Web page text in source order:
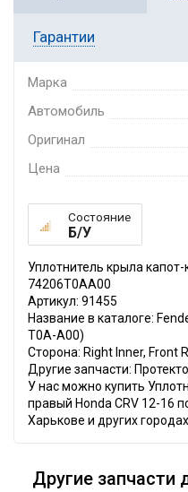
Гарантии
Марка
Автомобиль
Оригинал
Цена
Состояние
Б/У
Уплотнитель крыла
74206T0AA00
Артикул: 91455
Название в каталоге:
T0A-A00)
Сторона: Right Inner, Front
Другие запчасти:
У нас можно купить
правый Honda CRV 12-16
Харькове и других
Другие запчасти